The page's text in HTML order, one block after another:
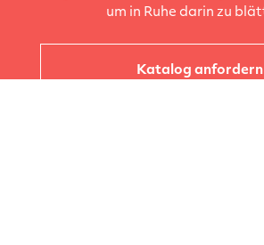
um in Ruhe darin zu
Katalog anfordern